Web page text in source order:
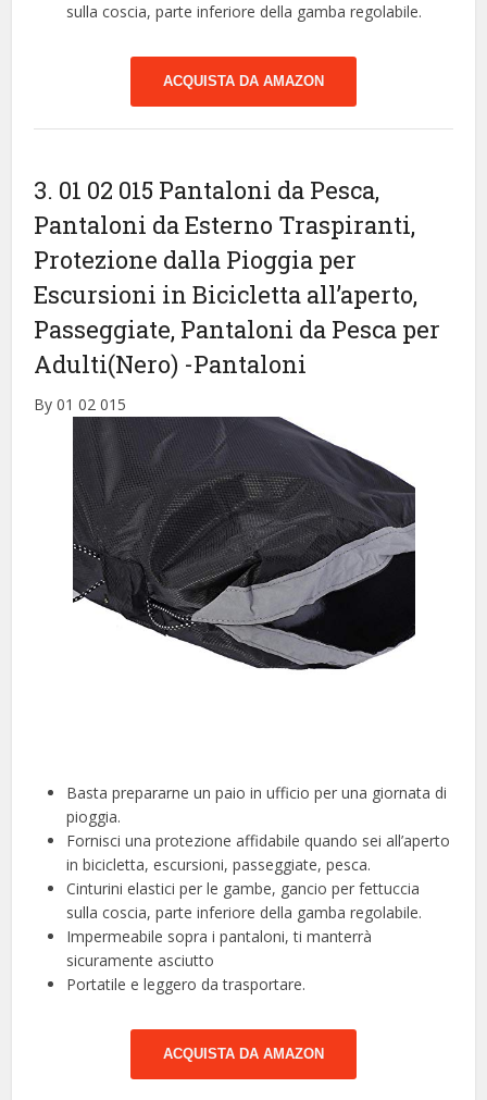
sulla coscia, parte inferiore della gamba regolabile.
ACQUISTA DA AMAZON
3. 01 02 015 Pantaloni da Pesca,
Pantaloni da Esterno Traspiranti,
Protezione dalla Pioggia per
Escursioni in Bicicletta all’aperto,
Passeggiate, Pantaloni da Pesca per
Adulti(Nero) -Pantaloni
By 01 02 015
Basta prepararne un paio in ufficio per una giornata di
pioggia.
Fornisci una protezione affidabile quando sei all’aperto
in bicicletta, escursioni, passeggiate, pesca.
Cinturini elastici per le gambe, gancio per fettuccia
sulla coscia, parte inferiore della gamba regolabile.
Impermeabile sopra i pantaloni, ti manterrà
sicuramente asciutto
Portatile e leggero da trasportare.
ACQUISTA DA AMAZON